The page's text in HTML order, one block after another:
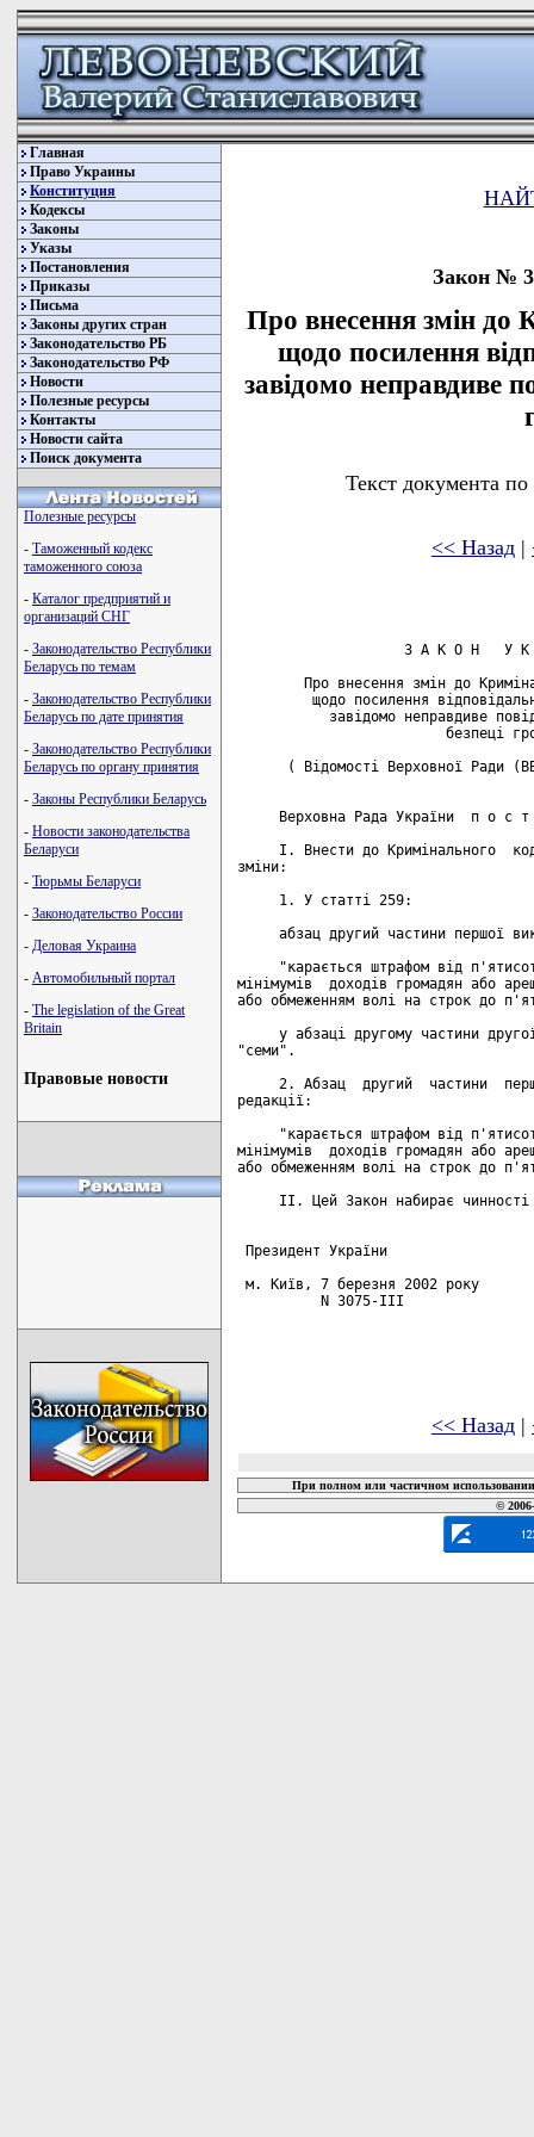
Главная
Право Украины
Конституция
Кодексы
Законы
Указы
Постановления
Приказы
Письма
Законы других стран
Законодательство РБ
Законодательство РФ
Новости
Полезные ресурсы
Контакты
Новости сайта
Поиск документа
Полезные ресурсы
- Таможенный кодекс
таможенного союза
- Каталог предприятий и
организаций СНГ
- Законодательство Республики
Беларусь по темам
- Законодательство Республики
Беларусь по дате принятия
- Законодательство Республики
Беларусь по органу принятия
- Законы Республики Беларусь
- Новости законодательства
Беларуси
- Тюрьмы Беларуси
- Законодательство России
- Деловая Украина
- Автомобильный портал
- The legislation of the Great
Britain
Правовые новости
Закон №
Про внесення змін до
щодо посилення
завідомо неправдиве
Текст документа
<< Назад |
З А К О Н   У К
Про внесення змін до
щодо посилення
завідомо неправдиве
безпеці
( Відомості Верховної Ради
Верховна Рада України  п о с
I. Внести до Кримінального
зміни:
     1. У статті 259:
абзац другий частини першої
"карається штрафом від
мінімумів  доходів громадян або
або обмеженням волі на строк до
у абзаці другому частини
"семи".
2. Абзац  другий  частини
редакції:
"карається штрафом від
мінімумів  доходів громадян або
або обмеженням волі на строк до
II. Цей Закон набирає
Президент України
м. Київ, 7 березня 2002 року
          N 3075-III
<< Назад |
При полном или частичном
©